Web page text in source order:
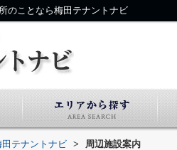
のことなら梅田テナントナビ
テナントナビ > 周辺施設案内